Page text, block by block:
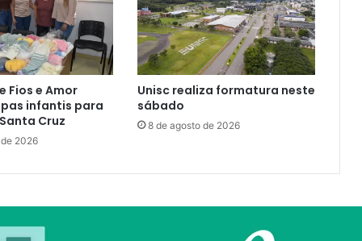
Fios e Amor
infantis para
Cruz
2026
Unisc realiza formatura neste
sábado
8 de agosto de 2026